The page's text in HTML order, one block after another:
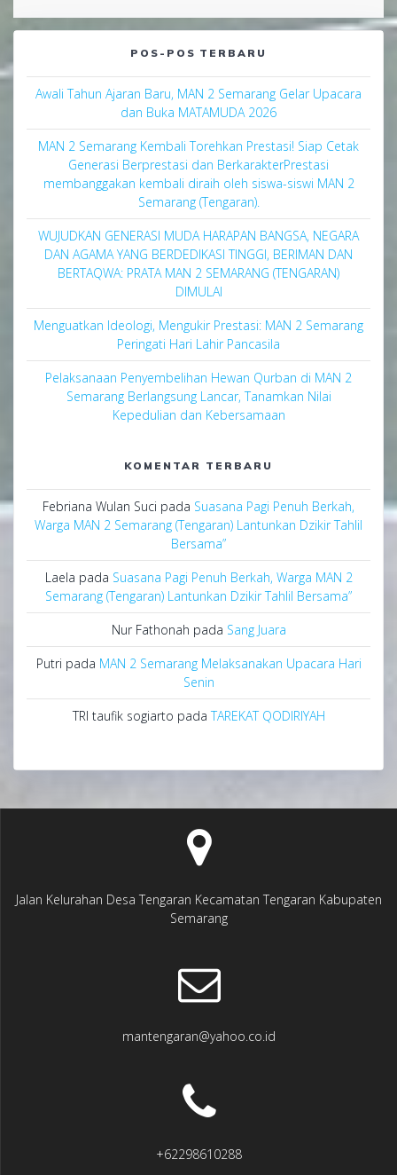
POS-POS TERBARU
Awali Tahun Ajaran Baru, MAN 2 Semarang Gelar Upacara
dan Buka MATAMUDA 2026
MAN 2 Semarang Kembali Torehkan Prestasi! Siap Cetak
Generasi Berprestasi dan BerkarakterPrestasi
membanggakan kembali diraih oleh siswa-siswi MAN 2
Semarang (Tengaran).
WUJUDKAN GENERASI MUDA HARAPAN BANGSA, NEGARA
DAN AGAMA YANG BERDEDIKASI TINGGI, BERIMAN DAN
BERTAQWA: PRATA MAN 2 SEMARANG (TENGARAN)
DIMULAI
Menguatkan Ideologi, Mengukir Prestasi: MAN 2 Semarang
Peringati Hari Lahir Pancasila
Pelaksanaan Penyembelihan Hewan Qurban di MAN 2
Semarang Berlangsung Lancar, Tanamkan Nilai
Kepedulian dan Kebersamaan
KOMENTAR TERBARU
Febriana Wulan Suci pada Suasana Pagi Penuh Berkah,
Warga MAN 2 Semarang (Tengaran) Lantunkan Dzikir Tahlil
Bersama”
Laela pada Suasana Pagi Penuh Berkah, Warga MAN 2
Semarang (Tengaran) Lantunkan Dzikir Tahlil Bersama”
Nur Fathonah pada Sang Juara
Putri pada MAN 2 Semarang Melaksanakan Upacara Hari
Senin
TRI taufik sogiarto padaTAREKAT QODIRIYAH
Jalan Kelurahan Desa Tengaran Kecamatan Tengaran Kabupaten
Semarang
mantengaran@yahoo.co.id
+62298610288